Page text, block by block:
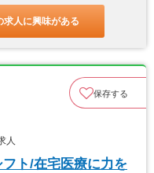
求人に興味がある
保存する
人
フト/在宅医療に力を